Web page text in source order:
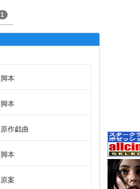
1
脚本
脚本
原作戯曲
脚本
原案